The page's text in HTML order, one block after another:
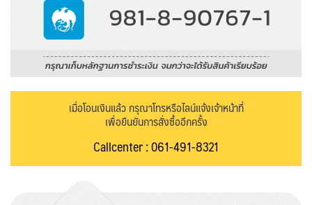
เมื่อโอนเงินแล้ว กรุณาโทรหรือไลน์แจ้งเจ้าหน้าที่
เพื่อยืนยันการสั่งซื้ออีกครั้ง
Callcenter : 061-491-8321